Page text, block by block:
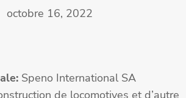
octobre 16, 2022
Speno International SA